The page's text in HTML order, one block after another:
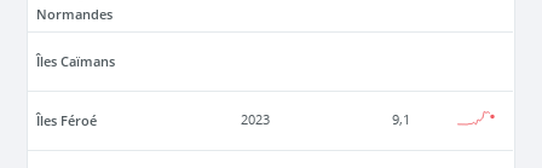
Normandes
Îles Caïmans
Îles Féroé 2023 9,1